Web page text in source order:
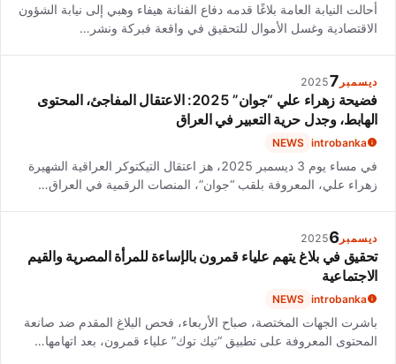
أحالت النيابة العامة بلاغًا قدمه دفاع الفنانة هيفاء وهبي إلى نيابة الشؤون
الاقتصادية وغسل الأموال للتحقيق في واقعة فبركة ونشر…
ديسمبر 7
2025
فضيحة زهراء علي “جوان” 2025: الاعتقال المفاجئ، المحتوى
الهابط، وجدل حرية التعبير في العراق
introbanka
NEWS
في مساء يوم 3 ديسمبر 2025، هز اعتقال التيكتوكر العراقية الشهيرة
زهراء علي، المعروفة بلقب “جوان”، المنصات الرقمية في العراق…
ديسمبر 6
2025
تحقيق في بلاغ يتهم علياء قمرون بالإساءة للمرأة المصرية والقيم
الاجتماعية
introbanka
NEWS
باشرت الجهات المختصة، صباح الأربعاء، فحص البلاغ المقدم ضد صانعة
المحتوى المعروفة على تطبيق “تيك توك” علياء قمرون، بعد اتهامها…